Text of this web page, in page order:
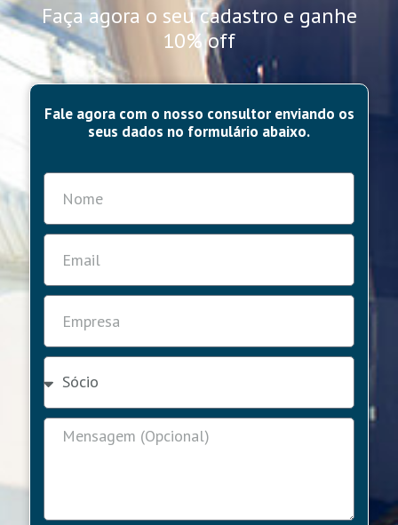
Faça agora o seu cadastro e ganhe
10% off
Fale agora com o nosso consultor enviando os
seus dados no formulário abaixo.